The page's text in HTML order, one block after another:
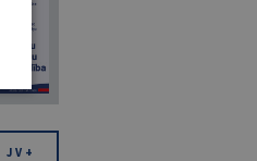
JV+